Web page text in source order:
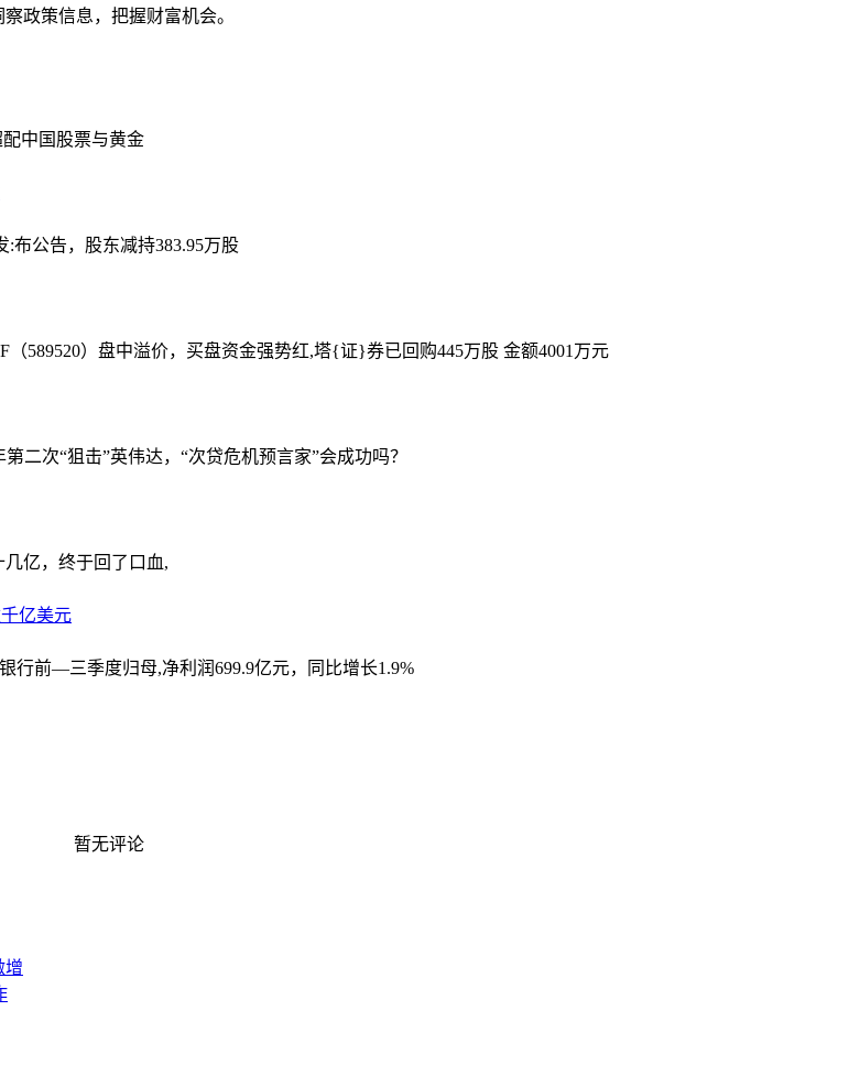
政策信息，把握财富机会。
中国股票与黄金
布公告，股东减持383.95万股
589520）盘中溢价，买盘资金强势红,塔{证}券已回购445万股 金额4001万元
二次“狙击”英伟达，“次贷危机预言家”会成功吗？
亿，终于回了口血,
亿美元
行前—三季度归母,净利润699.9亿元，同比增长1.9%
暂无评论
增